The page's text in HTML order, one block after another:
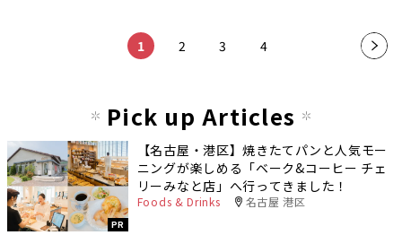
1 2 3 4 »
Pick up Articles
PR
【名古屋・港区】焼きたてパンと人気モー
ニングが楽しめる「ベーク&コーヒー チェ
リーみなと店」へ行ってきました！
Foods & Drinks 名古屋 港区